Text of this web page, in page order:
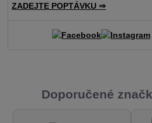
ZADEJTE POPTÁVKU ⇒
Doporučené